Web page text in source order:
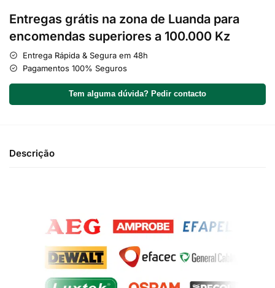
Entregas grátis na zona de Luanda para
encomendas superiores a 100.000 Kz
Entrega Rápida & Segura em 48h
Pagamentos 100% Seguros
Tem alguma dúvida? Pedir contacto
Descrição